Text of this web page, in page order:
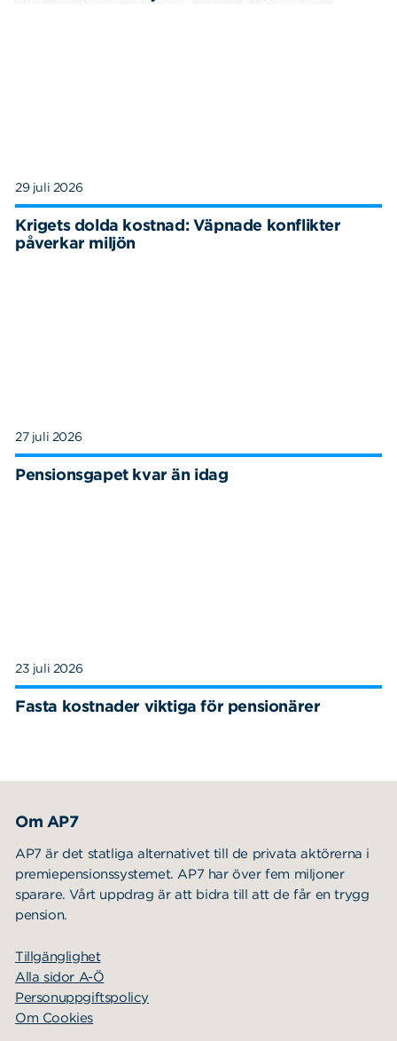
29 juli 2026
Krigets dolda kostnad: Väpnade konflikter
påverkar miljön
27 juli 2026
Pensionsgapet kvar än idag
23 juli 2026
Fasta kostnader viktiga för pensionärer
Om AP7
AP7 är det statliga alternativet till de privata aktörerna i
premiepensionssystemet. AP7 har över fem miljoner
sparare. Vårt uppdrag är att bidra till att de får en trygg
pension.
Tillgänglighet
Alla sidor A-Ö
Personuppgiftspolicy
Om Cookies